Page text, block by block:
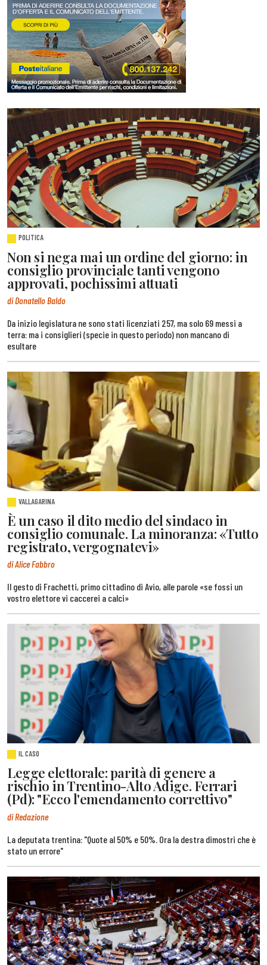
POLITICA
Non si nega mai un ordine del giorno: in
consiglio provinciale tanti vengono
approvati, pochissimi attuati
di Donatello Baldo
Da inizio legislatura ne sono stati licenziati 257, ma solo 69 messi a
terra: ma i consiglieri (specie in questo periodo) non mancano di
esultare
VALLAGARINA
È un caso il dito medio del sindaco in
consiglio comunale. La minoranza: «Tutto
registrato, vergognatevi»
di Alice Fabbro
Il gesto di Frachetti, primo cittadino di Avio, alle parole «se fossi un
vostro elettore vi caccerei a calci»
IL CASO
Legge elettorale: parità di genere a
rischio in Trentino-Alto Adige. Ferrari
(Pd): "Ecco l'emendamento correttivo"
di Redazione
La deputata trentina: "Quote al 50% e 50%. Ora la destra dimostri che è
stato un errore"